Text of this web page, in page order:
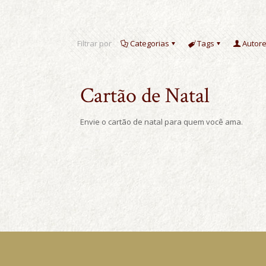
Filtrar por Categorias Tags
Cartão de Natal
Envie o cartão de natal para quem você ama.